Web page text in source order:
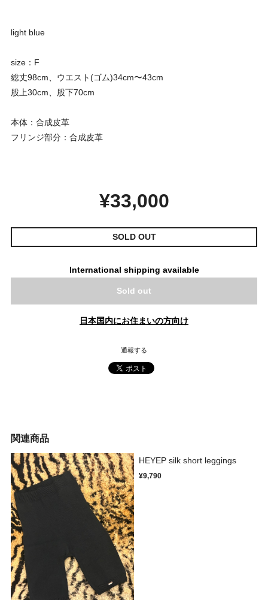
light blue
size：F
総丈98cm、ウエスト(ゴム)34cm〜43cm
股上30cm、股下70cm
本体：合成皮革
フリンジ部分：合成皮革
¥33,000
SOLD OUT
International shipping available
Sold out
日本国内にお住まいの方向け
通報する
関連商品
HEYEP silk short leggings
¥9,790